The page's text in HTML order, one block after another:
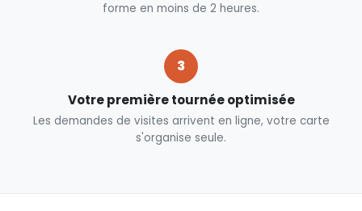
forme en moins de 2 heures.
3
Votre première tournée optimisée
Les demandes de visites arrivent en ligne, votre carte
s'organise seule.